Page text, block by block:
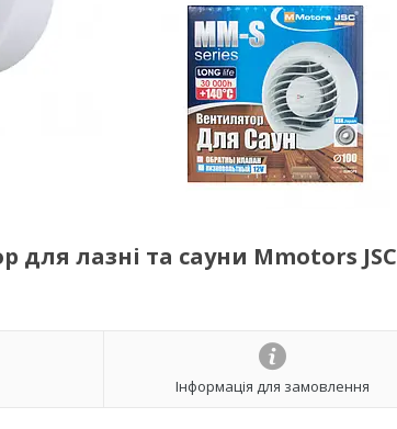
лазні та сауни Mmotors JSC
Інформація для замовлення